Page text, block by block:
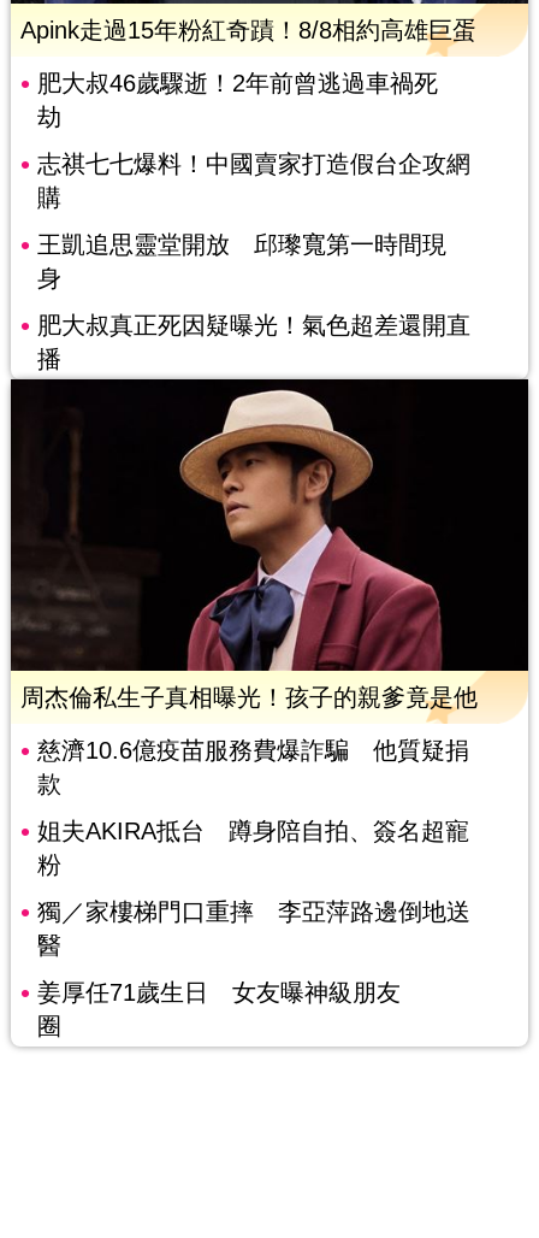
Apink走過15年粉紅奇蹟！8/8相約高雄巨蛋
肥大叔46歲驟逝！2年前曾逃過車禍死
劫
志祺七七爆料！中國賣家打造假台企攻網
購
王凱追思靈堂開放 邱瓈寬第一時間現
身
肥大叔真正死因疑曝光！氣色超差還開直
播
周杰倫私生子真相曝光！孩子的親爹竟是他
慈濟10.6億疫苗服務費爆詐騙 他質疑捐
款
姐夫AKIRA抵台 蹲身陪自拍、簽名超寵
粉
獨／家樓梯門口重摔 李亞萍路邊倒地送
醫
姜厚任71歲生日 女友曝神級朋友
圈